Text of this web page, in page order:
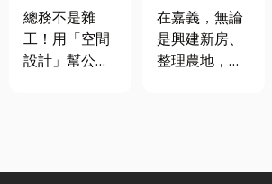
室如何打造高
效能職場？從
辦公桌椅、系
總務不是雜
工！用「空間
設計」幫公司
公室時，常覺
地開挖、土方
清運
在嘉義，無論
是興建新房、
整理農地，還
的嘉義挖土